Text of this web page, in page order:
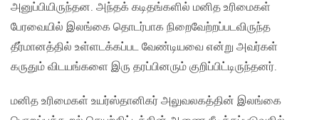
அனுப்பியிருந்தன. அந்தக் கடிதங்களில் மனித உரிமைகள்
பேரவையில் இலங்கை தொடர்பாக நிறைவேற்றப்படவிருந்த
தீர்மானத்தில் உள்ளடக்கப்பட வேண்டியவை என்று அவர்கள்
கருதும் விடயங்களை இரு தரப்பினரும் குறிப்பிட்டிருந்தனர்.
மனித உரிமைகள் உயர்ஸ்தானிகர் அலுவலகத்தின் இலங்கை